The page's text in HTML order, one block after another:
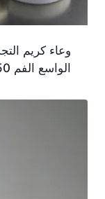
وعاء كريم
الواسع الفم 250 مللي فارغ من البلاستيك PET